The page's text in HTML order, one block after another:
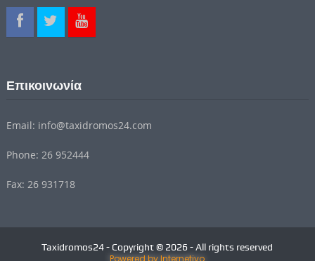
Επικοινωνία
Email: info@taxidromos24.com
Phone: 26 952444
Fax: 26 931718
Taxidromos24 - Copyright © 2026 - All rights reserved